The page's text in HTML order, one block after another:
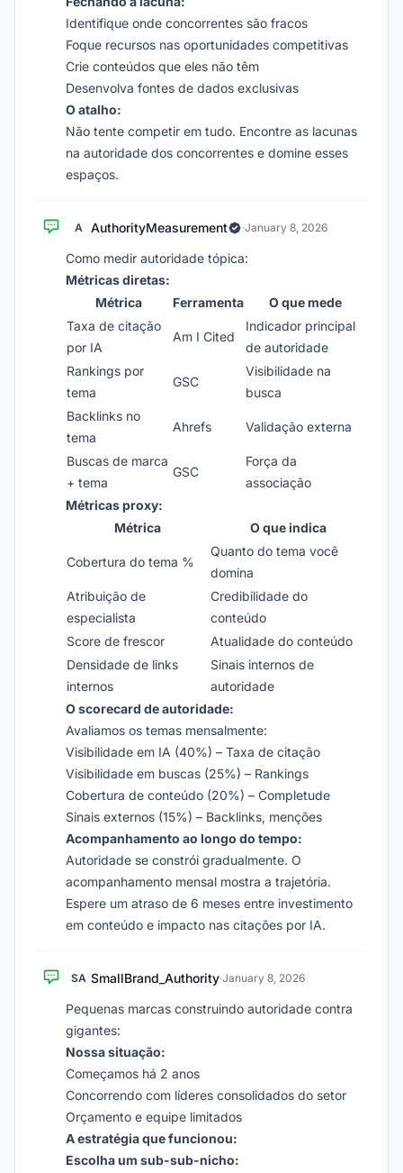
Identifique onde concorrentes são fracos
Foque recursos nas oportunidades competitivas
Crie conteúdos que eles não têm
Desenvolva fontes de dados exclusivas
O atalho:
Não tente competir em tudo. Encontre as lacunas
na autoridade dos concorrentes e domine esses
espaços.
A AuthorityMeasurement ·January 8, 2026
Como medir autoridade tópica:
Métricas diretas:
Métrica
Ferramenta
O que mede
Taxa de citação
por IA
Am I Cited
Indicador principal
de autoridade
Rankings por
tema
GSC
Visibilidade na
busca
Backlinks no
tema
Ahrefs Validação externa
Buscas de marca
+ tema
GSC
Força da
associação
Métricas proxy:
Métrica
O que indica
Cobertura do tema %
Quanto do tema você
domina
Atribuição de
especialista
Credibilidade do
conteúdo
Score de frescor
Atualidade do conteúdo
Densidade de links
internos
Sinais internos de
autoridade
O scorecard de autoridade:
Avaliamos os temas mensalmente:
Visibilidade em IA (40%) – Taxa de citação
Visibilidade em buscas (25%) – Rankings
Cobertura de conteúdo (20%) – Completude
Sinais externos (15%) – Backlinks, menções
Acompanhamento ao longo do tempo:
Autoridade se constrói gradualmente. O
acompanhamento mensal mostra a trajetória.
Espere um atraso de 6 meses entre investimento
em conteúdo e impacto nas citações por IA.
SA SmallBrand_Authority·January 8, 2026
Pequenas marcas construindo autoridade contra
gigantes:
Nossa situação:
Começamos há 2 anos
Concorrendo com líderes consolidados do setor
Orçamento e equipe limitados
A estratégia que funcionou:
Escolha um sub-sub-nicho: